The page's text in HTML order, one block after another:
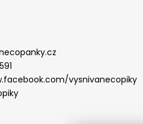
vysnivanecopiky